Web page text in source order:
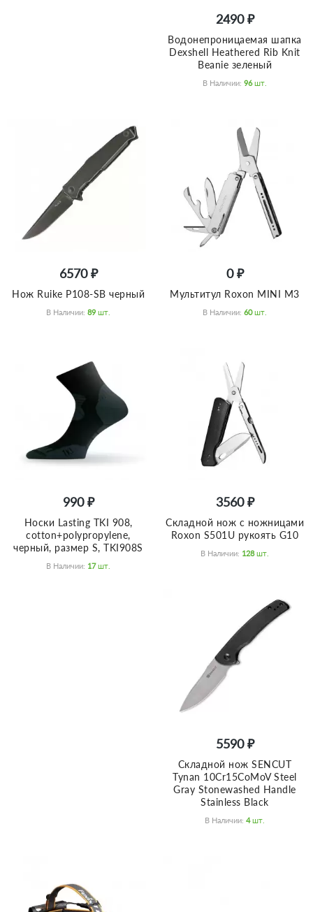
2490 ₽
Bодонепроницаемая шапка
Dexshell Heathered Rib Knit
Beanie зеленый
В Наличии: 96 Шт.
6570 ₽
Нож Ruike P108-SB черный
В Наличии: 89 Шт.
0 ₽
Мультитул Roxon MINI M3
В Наличии: 60 Шт.
990 ₽
Носки Lasting TKI 908,
cotton+polypropylene,
черный, размер S, TKI908S
В Наличии: 17 Шт.
3560 ₽
Складной нож с ножницами
Roxon S501U рукоять G10
В Наличии: 128 Шт.
5590 ₽
Складной нож SENCUT
Tynan 10Cr15CoMoV Steel
Gray Stonewashed Handle
Stainless Black
В Наличии: 4 Шт.